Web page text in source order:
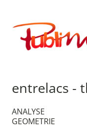
contenu
Publimath
entrelacs -
ANALYSE
GEOMETRIE